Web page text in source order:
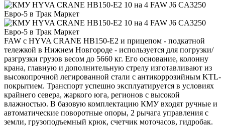
FAW с HYVA CRANE HB150-E2 и прицепом - подкатной
тележкой в Нижнем Новгороде - используется для погрузки/
разгрузки грузов весом до 5660 кг. Его основание, колонну
крана, главную и дополнительную стрелу изготавливают из
высокопрочной легированной стали с антикоррозийным KTL-
покрытием. Транспорт успешно эксплуатируется в условиях
крайнего севера, жаркого юга, регионов с высокой
влажностью. В базовую комплектацию КМУ входят ручные и
автоматические поворотные опоры, 2 рычага управления с
земли, грузоподъемный крюк, счетчик моточасов, гидробак.